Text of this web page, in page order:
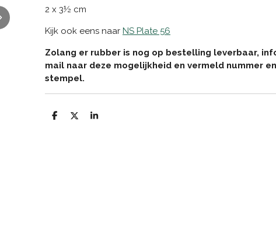
2 x 3½ cm
Kijk ook eens naar NS Plate 56
Zolang er rubber is nog op bestelling leverbaar,
mail naar deze mogelijkheid en vermeld nummer
stempel.
D
D
S